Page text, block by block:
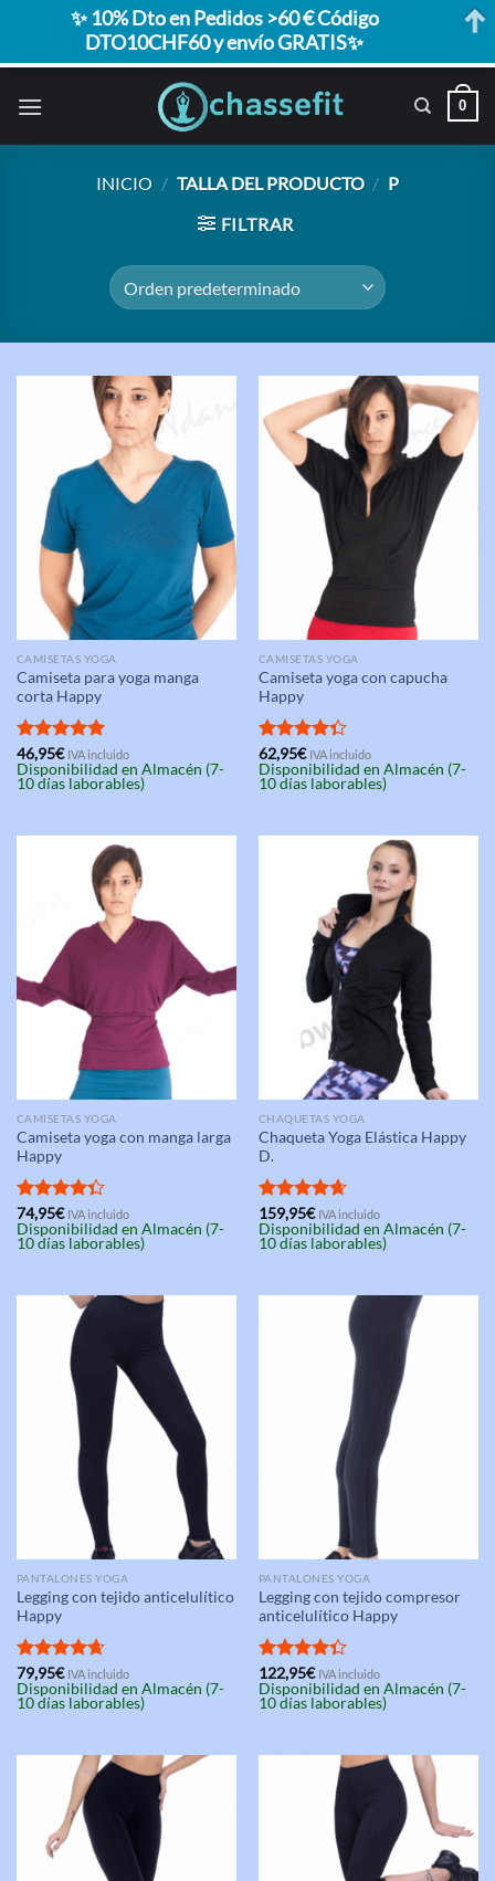
0
INICIO / TALLA DEL PRODUCTO / P
FILTRAR
CAMISETAS YOGA
Camiseta para yoga manga
corta Happy
Valorado
con5.00
de 5
46,95€ IVA incluido
Disponibilidad en Almacén (7-
10 días laborables)
CAMISETAS YOGA
Camiseta yoga con capucha
Happy
Valorado
con4.33
de 5
62,95€ IVA incluido
Disponibilidad en Almacén (7-
10 días laborables)
CAMISETAS YOGA
Camiseta yoga con manga larga
Happy
Valorado
con4.33
de 5
74,95€ IVA incluido
Disponibilidad en Almacén (7-
10 días laborables)
CHAQUETAS YOGA
Chaqueta Yoga Elástica Happy
D.
Valorado
con4.67
de 5
159,95€ IVA incluido
Disponibilidad en Almacén (7-
10 días laborables)
PANTALONES YOGA
Legging con tejido anticelulítico
Happy
Valorado
con4.67
de 5
79,95€ IVA incluido
Disponibilidad en Almacén (7-
10 días laborables)
PANTALONES YOGA
Legging con tejido compresor
anticelulítico Happy
Valorado
con4.33
de 5
122,95€ IVA incluido
Disponibilidad en Almacén (7-
10 días laborables)
✨ 10% Dto en Pedidos >60 € Código
DTO10CHF60 y envío GRATIS✨